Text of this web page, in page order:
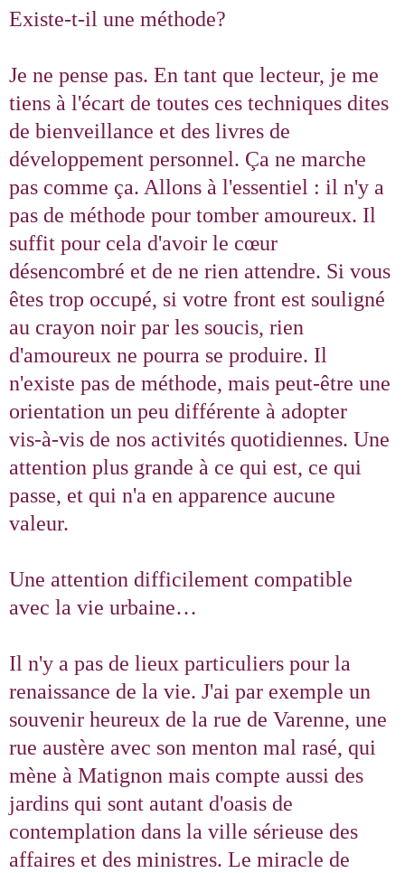
Existe-t‑il une méthode?
Je ne pense pas. En tant que lecteur, je me
tiens à l'écart de toutes ces techniques dites
de bienveillance et des livres de
développement personnel. Ça ne marche
pas comme ça. Allons à l'essentiel : il n'y a
pas de méthode pour tomber amoureux. Il
suffit pour cela d'avoir le cœur
désencombré et de ne rien attendre. Si vous
êtes trop occupé, si votre front est souligné
au crayon noir par les soucis, rien
d'amoureux ne pourra se produire. Il
n'existe pas de méthode, mais peut-être une
orientation un peu différente à adopter
vis‑à-vis de nos activités quotidiennes. Une
attention plus grande à ce qui est, ce qui
passe, et qui n'a en apparence aucune
valeur.
Une attention difficilement compatible
avec la vie urbaine…
Il n'y a pas de lieux particuliers pour la
renaissance de la vie. J'ai par exemple un
souvenir heureux de la rue de Varenne, une
rue austère avec son menton mal rasé, qui
mène à Matignon mais compte aussi des
jardins qui sont autant d'oasis de
contemplation dans la ville sérieuse des
affaires et des ministres. Le miracle de